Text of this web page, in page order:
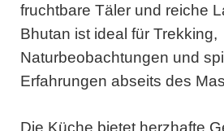
fruchtbare Täler und reiche
Bhutan ist ideal für Trekking,
Naturbeobachtungen und
Erfahrungen abseits des
Die Küche bietet herzhafte